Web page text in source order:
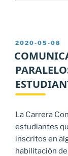
PUBLICADO
EL
2020-05-08
La Carrera
estudiantes
inscritos en
habilitación